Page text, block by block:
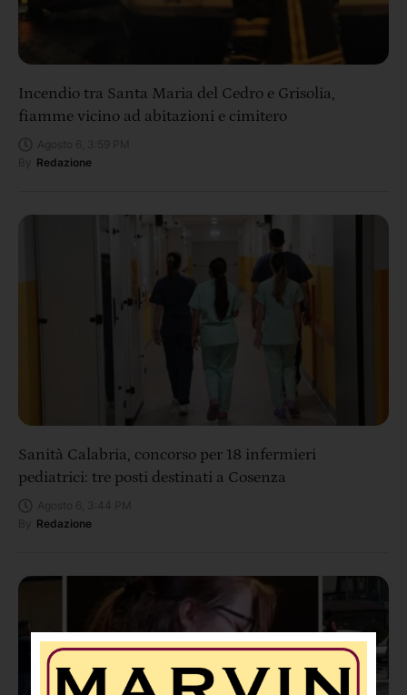
Incendio tra Santa Maria del Cedro e Grisolia,
fiamme vicino ad abitazioni e cimitero
Redazione
Sanità Calabria, concorso per 18 infermieri
pediatrici: tre posti destinati a Cosenza
Redazione